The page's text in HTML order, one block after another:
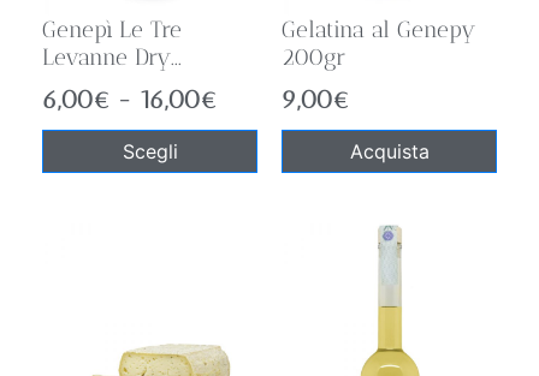
Genepì Le Tre
Levanne Dry...
6,00€ - 16,00€
Scegli
Gelatina al Genepy
200gr
9,00€
Acquista